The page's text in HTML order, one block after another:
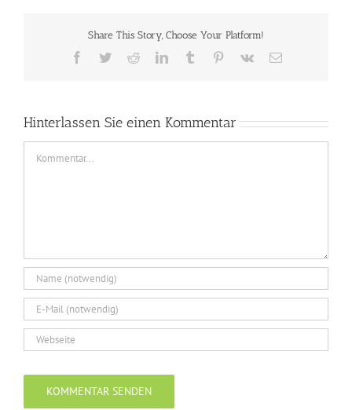
Share This Story, Choose Your Platform!
Facebook
TwitterRedditLinkedInTumblr Pinterest
Vk
E-
Hinterlassen Sie einen Kommentar